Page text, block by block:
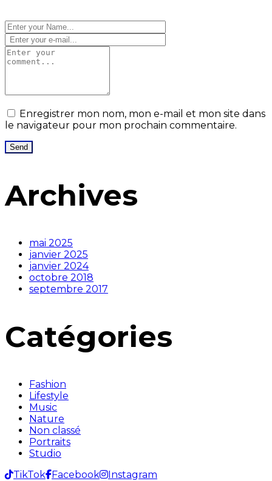
Enregistrer mon nom, mon e-mail et mon site dans
le navigateur pour mon prochain commentaire.
Archives
mai 2025
janvier 2025
janvier 2024
octobre 2018
septembre 2017
Catégories
Fashion
Lifestyle
Music
Nature
Non classé
Portraits
Studio
TikTok
Facebook
Instagram